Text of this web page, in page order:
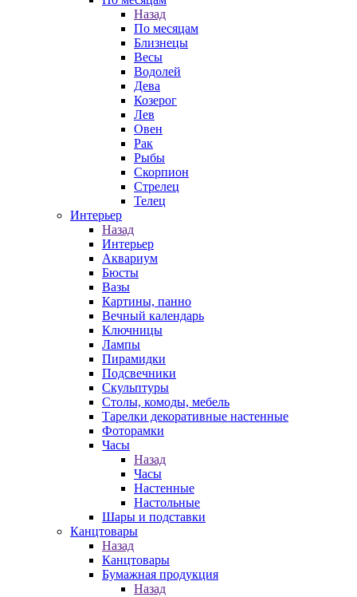
Назад
По месяцам
Близнецы
Весы
Водолей
Дева
Козерог
Лев
Овен
Рак
Рыбы
Скорпион
Стрелец
Телец
Интерьер
Назад
Интерьер
Аквариум
Бюсты
Вазы
Картины, панно
Вечный календарь
Ключницы
Лампы
Пирамидки
Подсвечники
Скульптуры
Столы, комоды, мебель
Тарелки декоративные настенные
Фоторамки
Часы
Назад
Часы
Настенные
Настольные
Шары и подставки
Канцтовары
Назад
Канцтовары
Бумажная продукция
Назад